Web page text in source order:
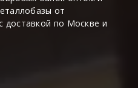
от
по Москве и